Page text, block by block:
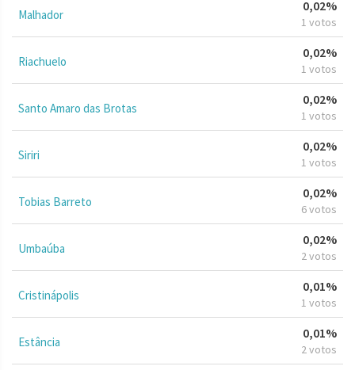
Malhador
0,02%
1 votos
Riachuelo
0,02%
1 votos
Santo Amaro das Brotas
0,02%
1 votos
Siriri
0,02%
1 votos
Tobias Barreto
0,02%
6 votos
Umbaúba
0,02%
2 votos
Cristinápolis
0,01%
1 votos
Estância
0,01%
2 votos